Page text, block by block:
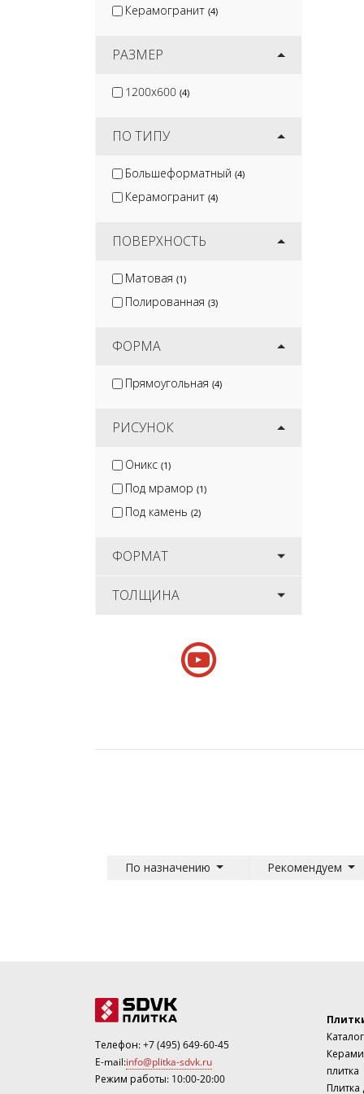
Керамогранит (4)
РАЗМЕР
1200x600 (4)
ПО ТИПУ
Большеформатный (4)
Керамогранит (4)
ПОВЕРХНОСТЬ
Матовая (1)
Полированная (3)
ФОРМА
Прямоугольная (4)
РИСУНОК
Оникс (1)
Под мрамор (1)
Под камень (2)
ФОРМАТ
ТОЛЩИНА
По назначению Рекомендуем
Телефон:+7 (495) 649-60-45
E-mail:info@plitka-sdvk.ru
Режим работы: 10:00-20:00
плитка